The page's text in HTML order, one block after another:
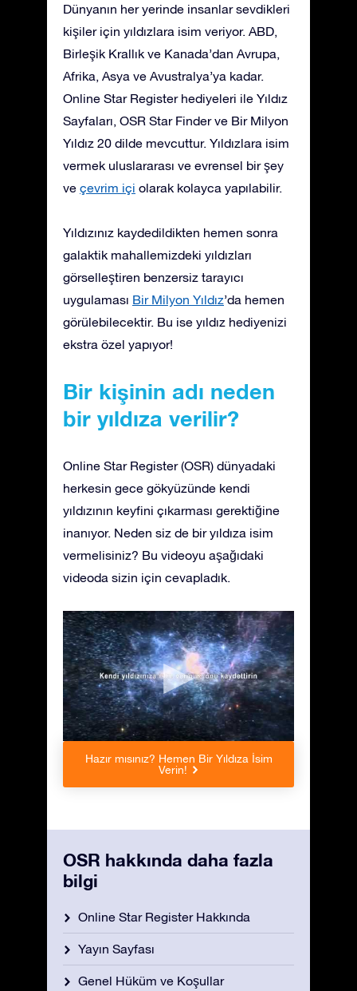
Dünyanın her yerinde insanlar sevdikleri
kişiler için yıldızlara isim veriyor. ABD,
Birleşik Krallık ve Kanada’dan Avrupa,
Afrika, Asya ve Avustralya’ya kadar.
Online Star Register hediyeleri ile Yıldız
Sayfaları, OSR Star Finder ve Bir Milyon
Yıldız 20 dilde mevcuttur. Yıldızlara isim
vermek uluslararası ve evrensel bir şey
ve çevrim içi olarak kolayca yapılabilir.
Yıldızınız kaydedildikten hemen sonra
galaktik mahallemizdeki yıldızları
görselleştiren benzersiz tarayıcı
uygulaması Bir Milyon Yıldız’da hemen
görülebilecektir. Bu ise yıldız hediyenizi
ekstra özel yapıyor!
Bir kişinin adı neden
bir yıldıza verilir?
Online Star Register (OSR) dünyadaki
herkesin gece gökyüzünde kendi
yıldızının keyfini çıkarması gerektiğine
inanıyor. Neden siz de bir yıldıza isim
vermelisiniz? Bu videoyu aşağıdaki
videoda sizin için cevapladık.
Hazır mısınız? Hemen Bir Yıldıza İsim
Verin!
OSR hakkında daha fazla
bilgi
Online Star Register Hakkında
Yayın Sayfası
Genel Hüküm ve Koşullar